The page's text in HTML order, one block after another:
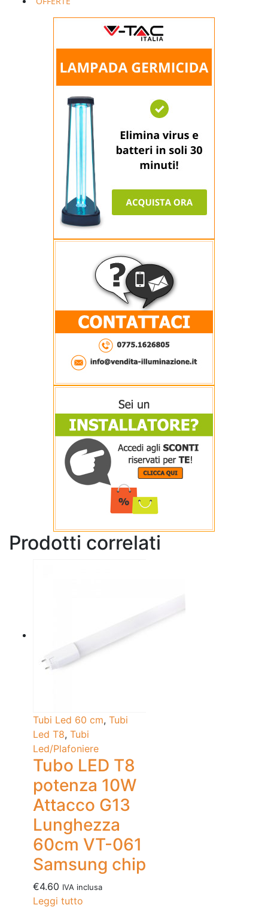
Prodotti correlati
Tubi Led 60 cm, Tubi
Led T8, Tubi
Led/Plafoniere
Tubo LED T8
potenza 10W
Attacco G13
Lunghezza
60cm VT-061
Samsung chip
€4.60 IVA inclusa
Leggi tutto